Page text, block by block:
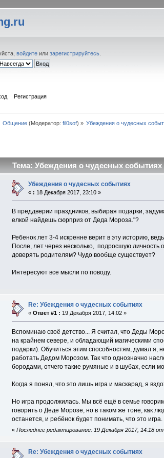
войдите илизарегистрируйтесь
Регистрация
Общение (Модератор:fil0sof) » Убеждения о чудесных
Тема: Убеждения о чудесных событиях
Убеждения о чудесных событиях
« : 18 Декабря 2017, 23:10 »
В преддверии праздников, выбирая подарки,
елкой найдешь сюрприз от Деда Мороза."?
Ребенок лет 3-4 искренне верит в эту историю,
После, лет через несколько, подросшую
доверять родителям? Чудо вообще существует?
Интересуют все мысли по поводу.
Re: Убеждения о чудесных событиях
«Ответ #1 : 19 Декабря 2017, 14:02 »
Вспоминаю своё детство... Я считал, что Деды
на крайнем севере, и обладающий магическими
подарки). Обучиться этим способностям, думал я,
работать Дедом Морозом. Так что однозначно
бородами, отчего такие румяные и в шубах, если
Когда я понял, что это лишь игра и маскарад, я
Но игра продолжилась. Мы всё ещё в семье
говорить о Деде Морозе, но в таком же тоне, как
останется, и ребёнок будет понимать, что это игра.
« Последнее редактирование: 19 Декабря 2017, 14:18
Re: Убеждения о чудесных событиях